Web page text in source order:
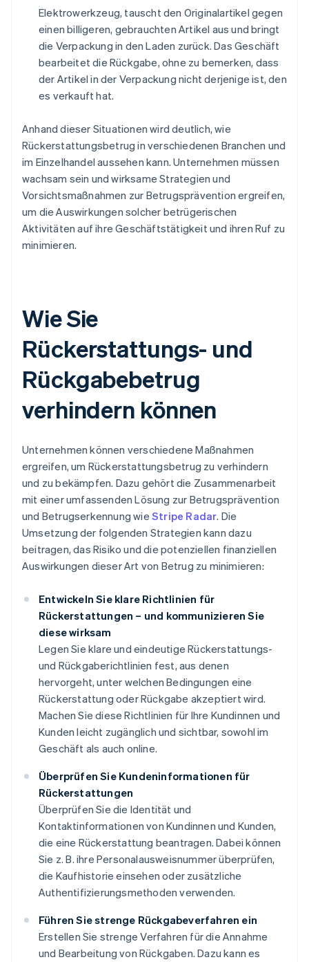
Elektrowerkzeug, tauscht den Originalartikel gegen
einen billigeren, gebrauchten Artikel aus und bringt
die Verpackung in den Laden zurück. Das Geschäft
bearbeitet die Rückgabe, ohne zu bemerken, dass
der Artikel in der Verpackung nicht derjenige ist, den
es verkauft hat.
Anhand dieser Situationen wird deutlich, wie
Rückerstattungsbetrug in verschiedenen Branchen und
im Einzelhandel aussehen kann. Unternehmen müssen
wachsam sein und wirksame Strategien und
Vorsichtsmaßnahmen zur Betrugsprävention ergreifen,
um die Auswirkungen solcher betrügerischen
Aktivitäten auf ihre Geschäftstätigkeit und ihren Ruf zu
minimieren.
Wie Sie
Rückerstattungs- und
Rückgabebetrug
verhindern können
Unternehmen können verschiedene Maßnahmen
ergreifen, um Rückerstattungsbetrug zu verhindern
und zu bekämpfen. Dazu gehört die Zusammenarbeit
mit einer umfassenden Lösung zur Betrugsprävention
und Betrugserkennung wie Stripe Radar. Die
Umsetzung der folgenden Strategien kann dazu
beitragen, das Risiko und die potenziellen finanziellen
Auswirkungen dieser Art von Betrug zu minimieren:
Entwickeln Sie klare Richtlinien für
Rückerstattungen – und kommunizieren Sie
diese wirksam
Legen Sie klare und eindeutige Rückerstattungs-
und Rückgaberichtlinien fest, aus denen
hervorgeht, unter welchen Bedingungen eine
Rückerstattung oder Rückgabe akzeptiert wird.
Machen Sie diese Richtlinien für Ihre Kundinnen und
Kunden leicht zugänglich und sichtbar, sowohl im
Geschäft als auch online.
Überprüfen Sie Kundeninformationen für
Rückerstattungen
Überprüfen Sie die Identität und
Kontaktinformationen von Kundinnen und Kunden,
die eine Rückerstattung beantragen. Dabei können
Sie z. B. ihre Personalausweisnummer überprüfen,
die Kaufhistorie einsehen oder zusätzliche
Authentifizierungsmethoden verwenden.
Führen Sie strenge Rückgabeverfahren ein
Erstellen Sie strenge Verfahren für die Annahme
und Bearbeitung von Rückgaben. Dazu kann es